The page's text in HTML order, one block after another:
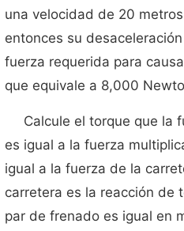
una velocidad de 20
entonces su
fuerza requerida para
que equivale a 8,000
Calcule el torque que la
es igual a la fuerza
igual a la fuerza de la
carretera es la reacción de
par de frenado es igual en